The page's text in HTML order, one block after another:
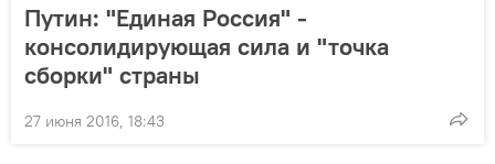
Путин: "Единая Россия" -
консолидирующая сила и "точка
сборки" страны
27 июня 2016, 18:43